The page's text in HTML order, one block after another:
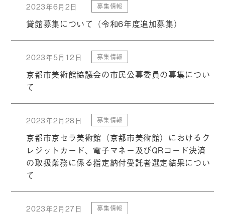
2023年6月2日 募集情報
貸館募集について（令和6年度追加募集）
2023年5月12日 募集情報
京都市美術館協議会の市⺠公募委員の募集につい
て
2023年2月28日 募集情報
京都市京セラ美術館（京都市美術館）におけるク
レジットカード、電子マネー及びQRコード決済
の取扱業務に係る指定納付受託者選定結果につい
て
2023年2月27日 募集情報